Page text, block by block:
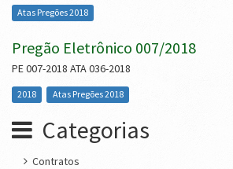
Atas Pregões 2018
Pregão Eletrônico 007/2018
PE 007-2018 ATA 036-2018
2018 Atas Pregões 2018
Categorias
Contratos